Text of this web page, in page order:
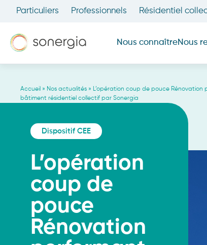
Particuliers Professionnels Résidentiel
Nous connaître
Notre activité
Notre identité
Nous
Accueil » Nos actualités » L’opération coup de pouce Rénovation
bâtiment résidentiel collectif par Sonergia
Dispositif CEE
L’opération
coup de
pouce
Rénovation